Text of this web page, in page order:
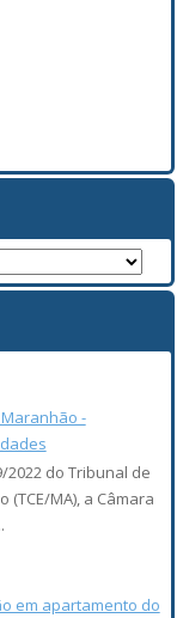
-
2022 do Tribunal de
MA), a Câmara
em apartamento do